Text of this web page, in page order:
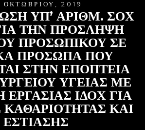
ΟΚΤΩΒΡΊΟΥ, 2019
ΥΠ’ ΑΡΙΘΜ. ΣΟΧ
ΤΗΝ ΠΡΌΣΛΗΨΗ
ΠΡΟΣΩΠΙΚΟΎ ΣΕ
ΠΡΌΣΩΠΑ ΠΟΥ
ΣΤΗΝ ΕΠΟΠΤΕΊΑ
ΥΓΕΊΑΣ ΜΕ
ΙΔΟΧ ΓΙΑ
ΚΑΙ
ΕΣΤΊΑΣΗΣ